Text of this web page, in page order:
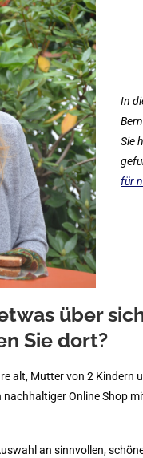
In
Sie
für
über
Sie dort?
alt, Mutter von 2 Kindern
nachhaltiger Online Shop
an sinnvollen,